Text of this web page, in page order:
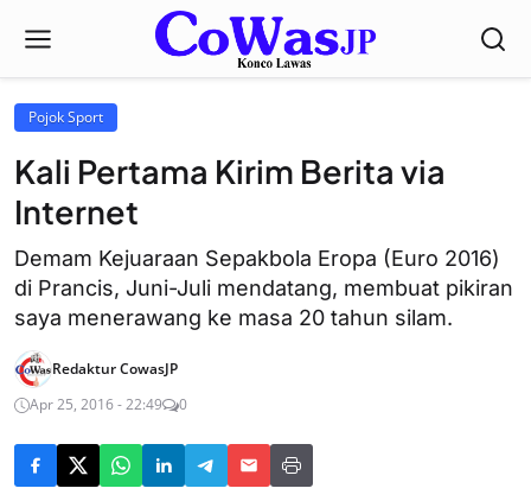
Pojok Sport
Kali Pertama Kirim Berita via
Internet
Demam Kejuaraan Sepakbola Eropa (Euro 2016)
di Prancis, Juni-Juli mendatang, membuat pikiran
saya menerawang ke masa 20 tahun silam.
Redaktur CowasJP
Apr 25, 2016 - 22:49
0